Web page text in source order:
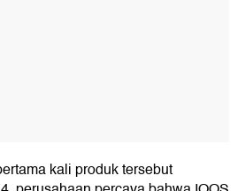
kali produk tersebut